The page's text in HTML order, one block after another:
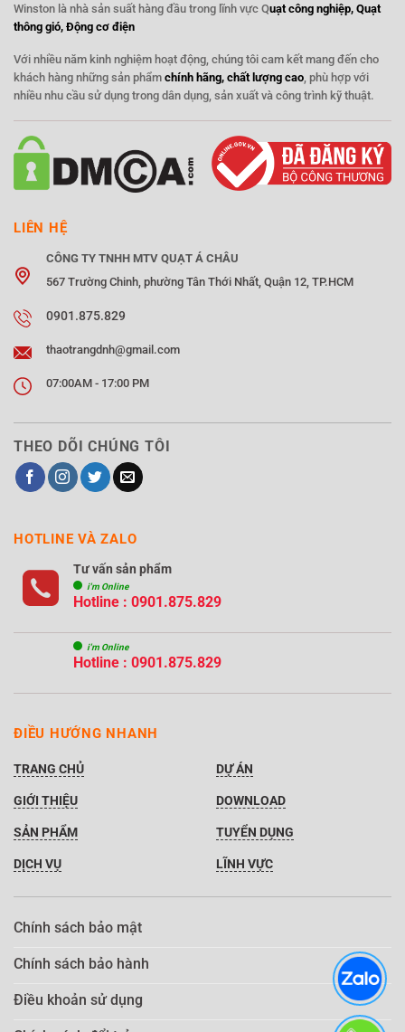
Winston là nhà sản suất hàng đầu trong lĩnh vực Quạt công nghiệp, Quạt
thông gió, Động cơ điện
Với nhiều năm kinh nghiệm hoạt động, chúng tôi cam kết mang đến cho
khách hàng những sản phẩm chính hãng, chất lượng cao, phù hợp với
nhiều nhu cầu sử dụng trong dân dụng, sản xuất và công trình kỹ thuật.
LIÊN HỆ
CÔNG TY TNHH MTV QUẠT Á CHÂU
567 Trường Chinh, phường Tân Thới Nhất, Quận 12, TP.HCM
0901.875.829
thaotrangdnh@gmail.com
07:00AM - 17:00 PM
THEO DÕI CHÚNG TÔI
HOTLINE VÀ ZALO
Tư vấn sản phẩm
i'm Online
Hotline : 0901.875.829
i'm Online
Hotline : 0901.875.829
ĐIỀU HƯỚNG NHANH
TRANG CHỦ
GIỚI THIỆU
SẢN PHẨM
DỊCH VỤ
DỰ ÁN
DOWNLOAD
TUYỂN DỤNG
LĨNH VỰC
Chính sách bảo mật
Chính sách bảo hành
Điều khoản sử dụng